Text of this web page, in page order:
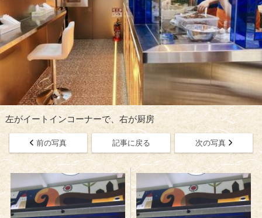
左がイートインコーナーで、右が厨房
前の写真 記事に戻る 次の写真